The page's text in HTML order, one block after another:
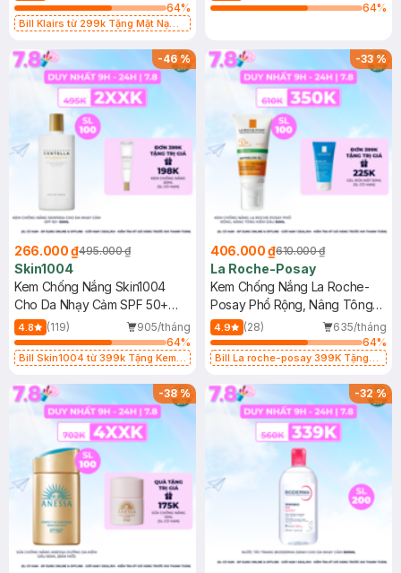
64%
Bill Klairs từ 299k Tặng Mặt Nạ
25ml (SL Có Hạn)
64%
-46%
266.000 ₫495.000 ₫
Skin1004
Kem Chống Nắng Skin1004
Cho Da Nhạy Cảm SPF 50+
50ml
4.8 (119)
905/tháng
64%
Bill Skin1004 từ 399k Tặng Kem
SPF 50+ 20ml (SL Có Hạn)
-33%
406.000 ₫610.000 ₫
La Roche-Posay
Kem Chống Nắng La Roche-
Posay Phổ Rộng, Nâng Tông
Kiềm Dầu 50ml
4.9 (28)
635/tháng
64%
Bill La roche-posay 399K Tặng
(SL có hạn)
-38% -32%